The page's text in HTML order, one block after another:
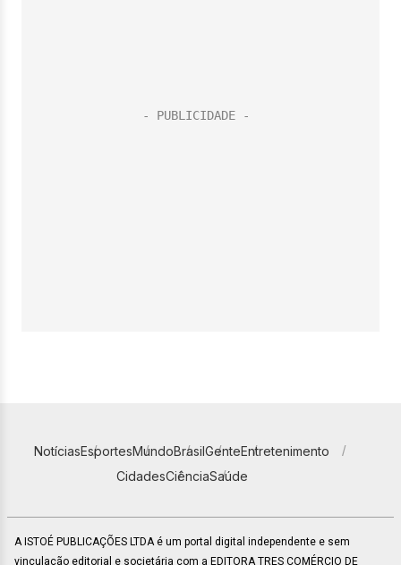
NotíciasEsportesMundoBrasilGenteEntretenimento
CidadesCiênciaSaúde
A ISTOÉ PUBLICAÇÕES LTDA é um portal digital independente e sem
vinculação editorial e societária com a EDITORA TRES COMÉRCIO DE